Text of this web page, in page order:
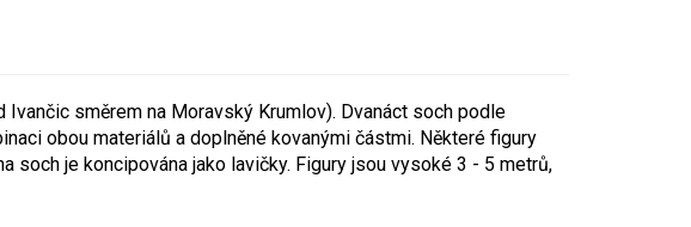
směrem na Moravský Krumlov). Dvanáct soch podle
obou materiálů a doplněné kovanými částmi. Některé figury
je koncipována jako lavičky. Figury jsou vysoké 3 - 5 metrů,